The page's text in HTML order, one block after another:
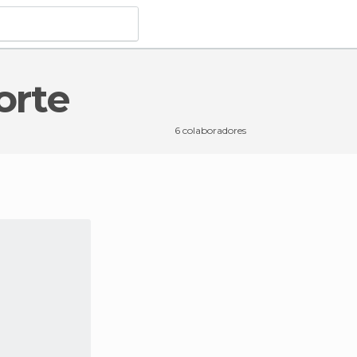
6 colaboradores